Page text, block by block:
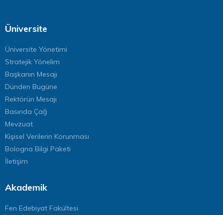
Üniversite
Üniversite Yönetimi
Stratejik Yönelim
Başkanın Mesajı
Dünden Bugüne
Rektörün Mesajı
Basında Çağ
Mevzuat
Kişisel Verilerin Korunması
Bologna Bilgi Paketi
İletişim
Akademik
Fen Edebiyat Fakültesi